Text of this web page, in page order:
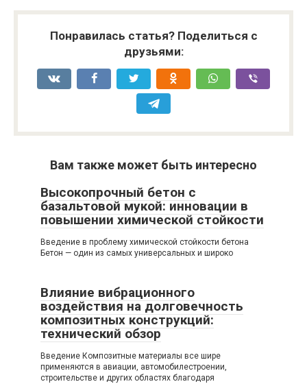
Понравилась статья? Поделиться с
друзьями:
Вам также может быть интересно
Высокопрочный бетон с
базальтовой мукой: инновации в
повышении химической стойкости
Введение в проблему химической стойкости бетона
Бетон — один из самых универсальных и широко
Влияние вибрационного
воздействия на долговечность
композитных конструкций:
технический обзор
Введение Композитные материалы все шире
применяются в авиации, автомобилестроении,
строительстве и других областях благодаря